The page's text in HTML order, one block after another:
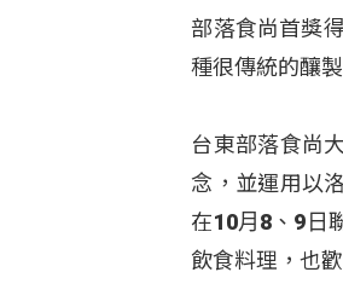
部落食尚首獎
種很傳統的釀
台東部落食尚
念，並運用以
在10⽉8、9⽇
飲食料理，也